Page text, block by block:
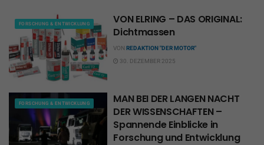
FORSCHUNG & ENTWICKLUNG
VON ELRING – DAS ORIGINAL:
Dichtmassen
VON REDAKTION "DER MOTOR"
30. DEZEMBER 2025
FORSCHUNG & ENTWICKLUNG
MAN BEI DER LANGEN NACHT
DER WISSENSCHAFTEN –
Spannende Einblicke in
Forschung und Entwicklung